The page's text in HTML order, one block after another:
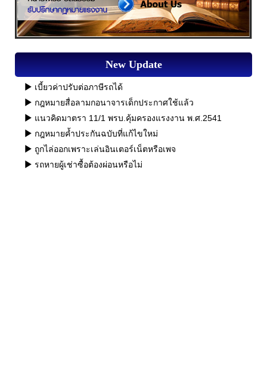
New Update
เบี้ยวค่าปรับต่อภาษีรถได้
กฎหมายสื่อลามกอนาจารเด็กประกาศใช้แล้ว
แนวคิดมาตรา 11/1 พรบ.คุ้มครองแรงงาน พ.ศ.2541
กฎหมายค้ำประกันฉบับที่แก้ไขใหม่
ถูกไล่ออกเพราะเล่นอินเตอร์เน็ตหรือเพจ
รถหายผู้เช่าซื้อต้องผ่อนหรือไม่